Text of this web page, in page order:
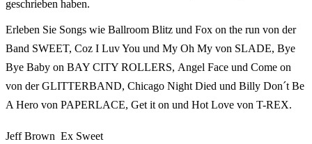
geschrieben haben.
Erleben Sie Songs wie Ballroom Blitz und Fox on the run von der
Band SWEET, Coz I Luv You und My Oh My von SLADE, Bye
Bye Baby on BAY CITY ROLLERS, Angel Face und Come on
von der GLITTERBAND, Chicago Night Died und Billy Don´t Be
A Hero von PAPERLACE, Get it on und Hot Love von T-REX.
Jeff Brown  Ex Sweet